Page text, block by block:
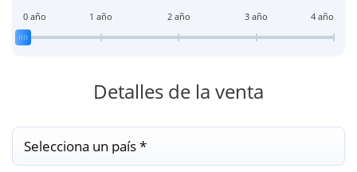
0 año 1 año 2 año 3 año 4 año
Detalles de la venta